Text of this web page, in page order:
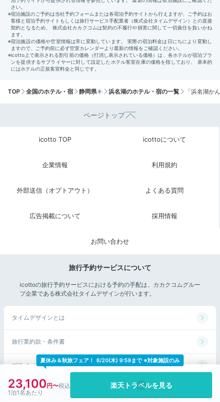
スイーツ＆体験学習
バームクーヘンで有名な「治一郎」。本店では切りたて
できますよ。「ウォット」は浜名湖にいる生物を観察で
dokudantohenken
「静岡県水産試験場浜名湖分場浜名湖体験学習施設ウォ
ット」を楽しんだ後は、「治一郎 大平台本店」で限定
Return trip
18:00
美味しい魚の宝庫
23,100
1泊1名あたり
夏休み＆秋旅フェア！ 8/20(木) 9:59まで ※対象施設のみ
楽天トラベルを見る
TOP 全国のホテル・宿 静岡県 浜名湖のホテル・宿の一覧 「浜名湖か
ページトップ
icotto TOP icottoについて
企業情報 利用規約
外部送信（オプトアウト） よくある質問
広告掲載について 採用情報
お問い合わせ
旅行予約サービスについて
icottoの旅行予約サービスにおける予約の手配は、カカクコムグルー
プ企業である株式会社タイムデザインが行います。
タイムデザインとは
旅行業約款・条件書
プライバシーポリシー